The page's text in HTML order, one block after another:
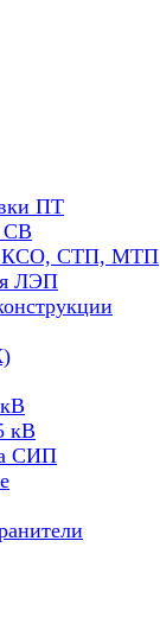
ПТ
СВ
КСО, СТП, МТП
ЛЭП
кВ
СИП